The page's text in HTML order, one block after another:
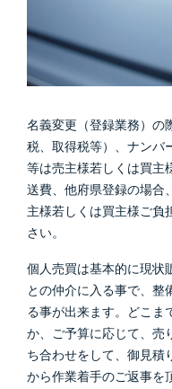
名義変更（登録業務）の
税、取得税等）、ナンバ
等は売主様若しくは買主
送費、他府県登録の場合
主様若しくは買主様ご負
さい。
個人売買は基本的に現状
との仲介に入る事で、整
る事が出来ます。どこま
か、ご予算に応じて、売
ち合わせをして、御見積
から作業着手のご返事を